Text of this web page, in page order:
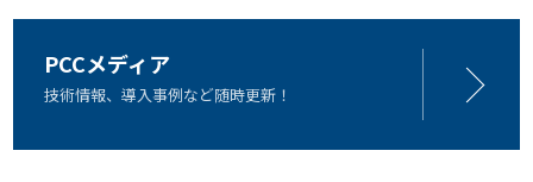
PCCメディア
技術情報、導入事例など随時更新！